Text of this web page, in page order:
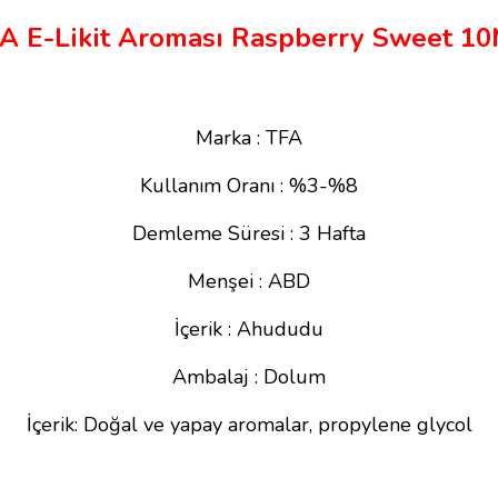
E-Likit Aroması Raspberry Sweet
Marka : TFA
Kullanım Oranı : %3-%8
Demleme Süresi : 3 Hafta
Menşei : ABD
İçerik : Ahududu
Ambalaj : Dolum
İçerik: Doğal ve yapay aromalar, propylene glycol